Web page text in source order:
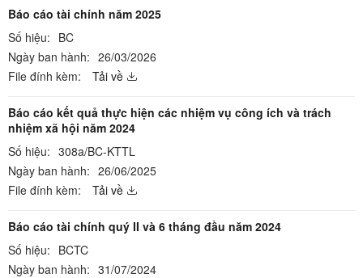
Báo cáo tài chính năm 2025
Số hiệu: BC
Ngày ban hành: 26/03/2026
File đính kèm:
Tải về
Báo cáo kết quả thực hiện các nhiệm vụ công ích và trách
nhiệm xã hội năm 2024
Số hiệu: 308a/BC-KTTL
Ngày ban hành: 26/06/2025
File đính kèm:
Tải về
Báo cáo tài chính quý II và 6 tháng đầu năm 2024
Số hiệu: BCTC
Ngày ban hành: 31/07/2024